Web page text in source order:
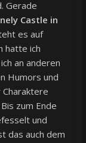
Gerade
Castle in
es auf
hatte ich
an anderen
Humors und
zum Ende
und
das auch dem